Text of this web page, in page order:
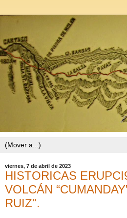
viernes, 7 de abril de 2023
HISTORICAS
VOLCÁN
RUIZ".